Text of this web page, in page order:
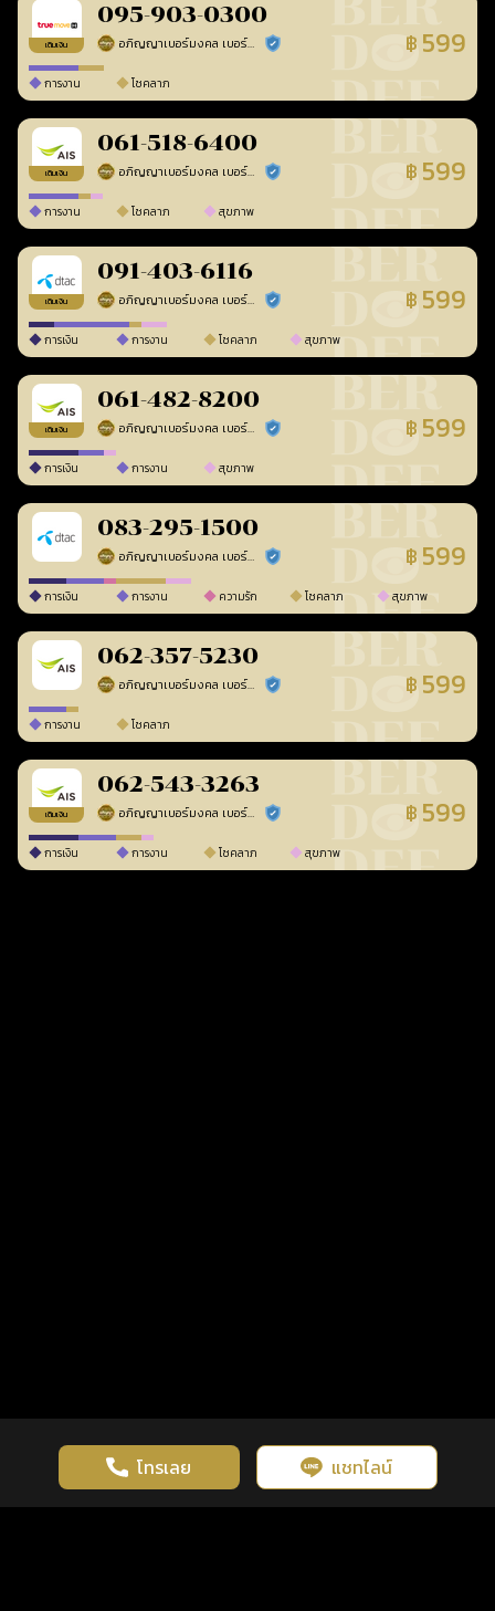
เติมเงิน
095-903-0300
อภิญญาเบอร์มงคล เบอร์สวยเลขศาสตร์ ร้านยืนยันแล้ว ฿ 599
การงาน โชคลาภ
เติมเงิน
061-518-6400
อภิญญาเบอร์มงคล เบอร์สวยเลขศาสตร์ ร้านยืนยันแล้ว ฿ 599
การงาน โชคลาภ สุขภาพ
เติมเงิน
091-403-6116
อภิญญาเบอร์มงคล เบอร์สวยเลขศาสตร์ ร้านยืนยันแล้ว ฿ 599
การเงิน การงาน โชคลาภ สุขภาพ
เติมเงิน
061-482-8200
อภิญญาเบอร์มงคล เบอร์สวยเลขศาสตร์ ร้านยืนยันแล้ว ฿ 599
การเงิน การงาน สุขภาพ
083-295-1500
อภิญญาเบอร์มงคล เบอร์สวยเลขศาสตร์ ร้านยืนยันแล้ว ฿ 599
การเงิน การงาน ความรัก โชคลาภ สุขภาพ
062-357-5230
อภิญญาเบอร์มงคล เบอร์สวยเลขศาสตร์ ร้านยืนยันแล้ว ฿ 599
การงาน โชคลาภ
เติมเงิน
062-543-3263
อภิญญาเบอร์มงคล เบอร์สวยเลขศาสตร์ ร้านยืนยันแล้ว ฿ 599
การเงิน การงาน โชคลาภ สุขภาพ
โทรเลย แชทไลน์
เว็บไซต์นี้มีการใช้งานคุกกี้ เพื่อเพิ่มประสิทธิภาพและประสบการณ์ที่ดี
ในการใช้งานเว็บไซต์ นโยบายความเป็นส่วนตัว
รู้ก่อน พร้อมกว่า ทุกจังหวะชีวิต คลิกดูดวงฟรี